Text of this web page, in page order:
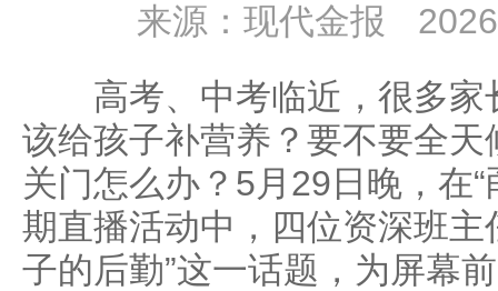
来源：现代金报
高考、中考临近，很多家
该给孩子补营养？要不要全
关门怎么办？5月29日晚，在“
期直播活动中，四位资深班主
子的后勤”这一话题，为屏幕